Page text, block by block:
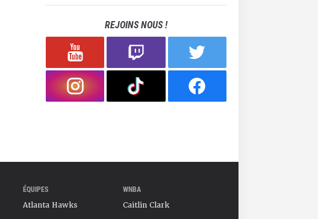
REJOINS NOUS !
ÉQUIPES
Atlanta Hawks
WNBA
Caitlin Clark